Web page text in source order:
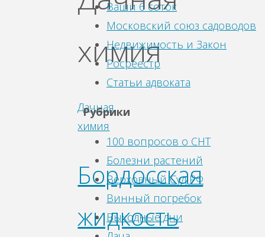
химия
Дачная
химия
Бордосская
жидкость
Ваши 6 соток
Московский союз садоводов
Недвижимость и Закон
Росреестр
Статьи адвоката
Рубрики
100 вопросов о СНТ
Болезни растений
Верховный Суд РФ
Винный погребок
Выходные дни